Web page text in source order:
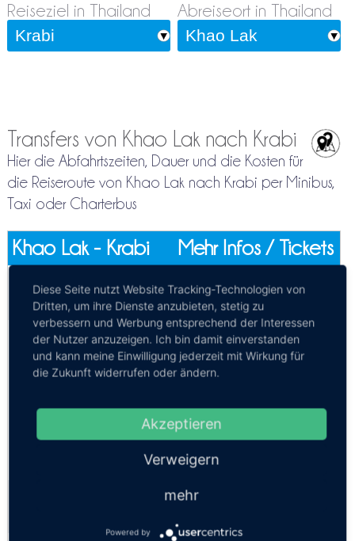
Reiseziel in Thailand Abreiseort in Thailand
Transfers von Khao Lak nach Krabi
Hier die Abfahrtszeiten, Dauer und die Kosten für
die Reiseroute von Khao Lak nach Krabi per Minibus,
Taxi oder Charterbus
Khao Lak - Krabi Mehr Infos / Tickets
Privattransfer Khao Lak - Krabi
Kosten:EUR 68.09–106.58 Dauer:
Komfort
Minivan 9 Personen
Minibus Khao Lak - Krabi
Diese Seite nutzt Website Tracking-Technologien von
Dritten, um ihre Dienste anzubieten, stetig zu
verbessern und Werbung entsprechend der Interessen
der Nutzer anzuzeigen. Ich bin damit einverstanden
und kann meine Einwilligung jederzeit mit Wirkung für
die Zukunft widerrufen oder ändern.
Akzeptieren
Verweigern
mehr
Powered by